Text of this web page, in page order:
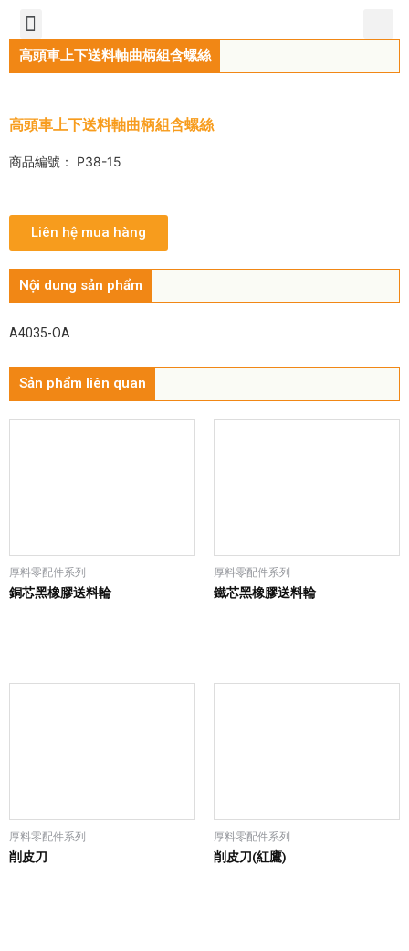
高頭車上下送料軸曲柄組含螺絲
高頭車上下送料軸曲柄組含螺絲
商品編號： P38-15
Liên hệ mua hàng
Nội dung sản phẩm
A4035-OA
Sản phẩm liên quan
厚料零配件系列
銅芯黑橡膠送料輪
厚料零配件系列
鐵芯黑橡膠送料輪
厚料零配件系列
削皮刀
厚料零配件系列
削皮刀(紅鷹)